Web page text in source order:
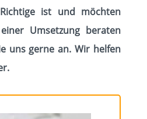
ist und möchten
Umsetzung beraten
uns gerne an. Wir helfen